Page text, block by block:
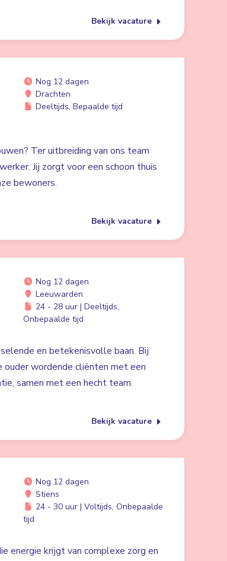
Bekijk vacature
Nog 12 dagen
Drachten
Deeltijds, Bepaalde tijd
Ter uitbreiding van ons team
Jij zorgt voor een schoon thuis
bewoners.
Bekijk vacature
Nog 12 dagen
Leeuwarden
24 - 28 uur | Deeltijds,
Onbepaalde tijd
en betekenisvolle baan. Bij
wordende cliënten met een
samen met een hecht team.
Bekijk vacature
Nog 12 dagen
Stiens
24 - 30 uur | Voltijds, Onbepaalde
tijd
energie krijgt van complexe zorg en